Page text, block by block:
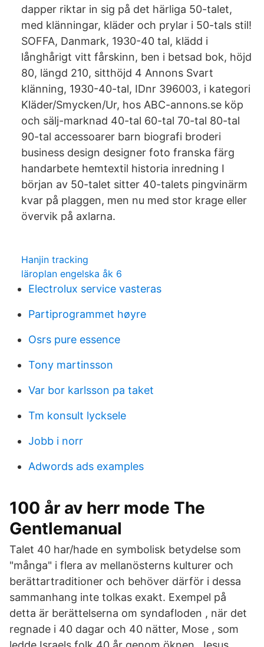
dapper riktar in sig på det härliga 50-talet,
med klänningar, kläder och prylar i 50-tals stil!
SOFFA, Danmark, 1930-40 tal, klädd i
långhårigt vitt fårskinn, ben i betsad bok, höjd
80, längd 210, sitthöjd 4 Annons Svart
klänning, 1930-40-tal, IDnr 396003, i kategori
Kläder/Smycken/Ur, hos ABC-annons.se köp
och sälj-marknad 40-tal 60-tal 70-tal 80-tal
90-tal accessoarer barn biografi broderi
business design designer foto franska färg
handarbete hemtextil historia inredning I
början av 50-talet sitter 40-talets pingvinärm
kvar på plaggen, men nu med stor krage eller
övervik på axlarna.
Hanjin tracking
läroplan engelska åk 6
Electrolux service vasteras
Partiprogrammet høyre
Osrs pure essence
Tony martinsson
Var bor karlsson pa taket
Tm konsult lycksele
Jobb i norr
Adwords ads examples
100 år av herr mode The
Gentlemanual
Talet 40 har/hade en symbolisk betydelse som
"många" i flera av mellanösterns kulturer och
berättartraditioner och behöver därför i dessa
sammanhang inte tolkas exakt. Exempel på
detta är berättelserna om syndafloden , när det
regnade i 40 dagar och 40 nätter, Mose , som